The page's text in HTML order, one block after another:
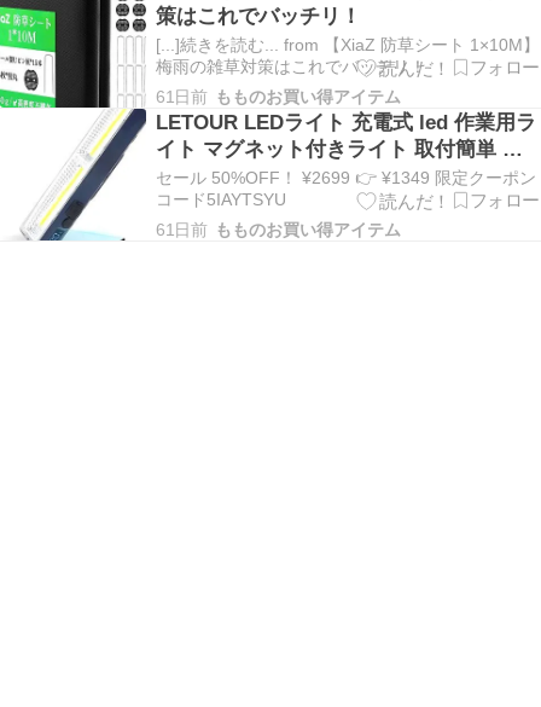
策はこれでバッチリ！
[...]続きを読む... from 【XiaZ 防草シート 1×10M】
梅雨の雑草対策はこれでバッチリ！
61日前 もものお買い得アイテム
LETOUR LEDライト 充電式 led 作業用ラ
イト マグネット付きライト 取付簡単 大
容量
セール 50%OFF！ ¥2699 👉 ¥1349 限定クーポン
コード5IAYTSYU
61日前 もものお買い得アイテム